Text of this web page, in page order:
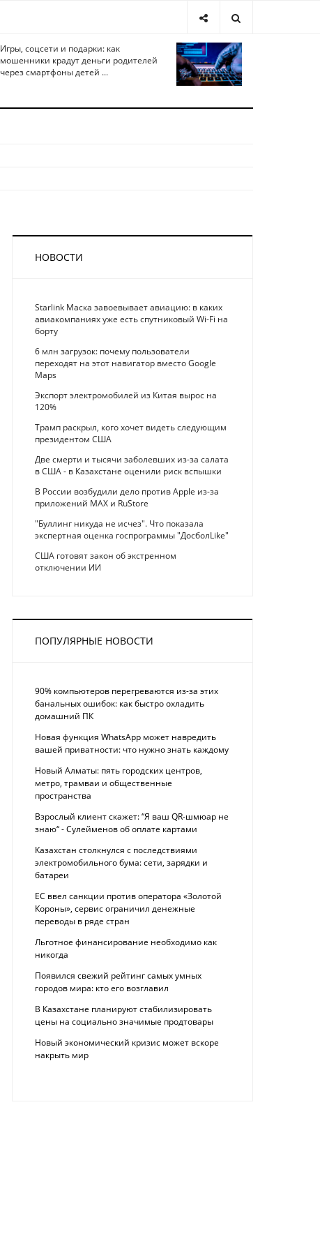
Игры, соцсети и подарки: как
мошенники крадут деньги родителей
через смартфоны детей ...
НОВОСТИ
Starlink Маска завоевывает авиацию: в каких
авиакомпаниях уже есть спутниковый Wi-Fi на
борту
6 млн загрузок: почему пользователи
переходят на этот навигатор вместо Google
Maps
Экспорт электромобилей из Китая вырос на
120%
Трамп раскрыл, кого хочет видеть следующим
президентом США
Две смерти и тысячи заболевших из-за салата
в США - в Казахстане оценили риск вспышки
В России возбудили дело против Apple из-за
приложений MAX и RuStore
"Буллинг никуда не исчез". Что показала
экспертная оценка госпрограммы "ДосболLike"
США готовят закон об экстренном
отключении ИИ
ПОПУЛЯРНЫЕ НОВОСТИ
90% компьютеров перегреваются из-за этих
банальных ошибок: как быстро охладить
домашний ПК
Новая функция WhatsApp может навредить
вашей приватности: что нужно знать каждому
Новый Алматы: пять городских центров,
метро, трамваи и общественные
пространства
Взрослый клиент скажет: “Я ваш QR-шмюар не
знаю“ - Сулейменов об оплате картами
Казахстан столкнулся с последствиями
электромобильного бума: сети, зарядки и
батареи
ЕС ввел санкции против оператора «Золотой
Короны», сервис ограничил денежные
переводы в ряде стран
Льготное финансирование необходимо как
никогда
Появился свежий рейтинг самых умных
городов мира: кто его возглавил
В Казахстане планируют стабилизировать
цены на социально значимые продтовары
Новый экономический кризис может вскоре
накрыть мир